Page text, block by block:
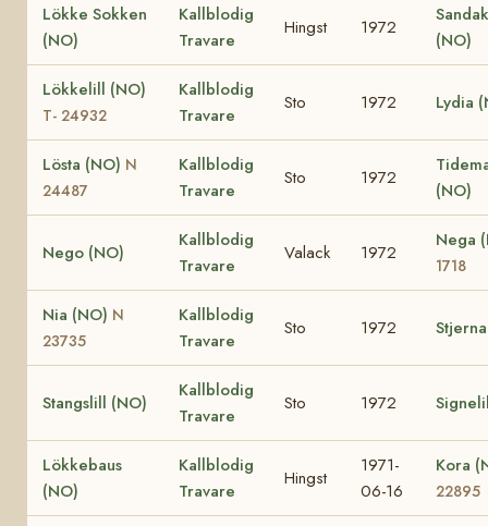
Lökke Sokken
(NO)
Kallblodig
Travare
Hingst 1972
(NO)
Lökkelill (NO)
T- 24932
Kallblodig
Travare
Sto 1972 Lydia
Lösta (NO) N
24487
Kallblodig
Travare
Sto 1972
(NO)
Nego (NO)
Kallblodig
Travare
Valack 1972
Nega
1718
Nia (NO) N
23735
Kallblodig
Travare
Sto 1972
Stangslill (NO)
Kallblodig
Travare
Sto 1972
Lökkebaus
(NO)
Kallblodig
Travare
Hingst
1971-
06-16
Kora
22895